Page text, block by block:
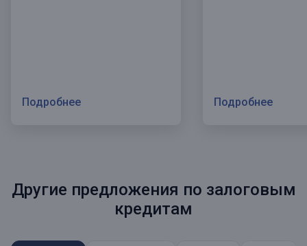
Подробнее Подробнее
Другие предложения по залоговым
кредитам